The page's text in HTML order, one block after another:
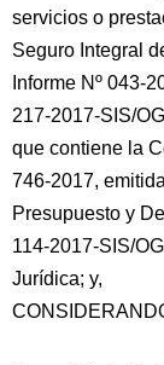
servicios o
Seguro Integral
Informe Nº 043-
217-2017-SIS/
que contiene la
746-2017,
Presupuesto y
114-2017-SIS/
Jurídica; y,